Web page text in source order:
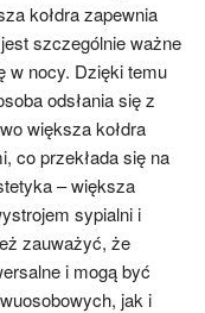
kołdra zapewnia
szczególnie ważne
w nocy. Dzięki temu
odsłania się z
większa kołdra
co przekłada się na
– większa
sypialni i
zauważyć, że
i mogą być
jak i